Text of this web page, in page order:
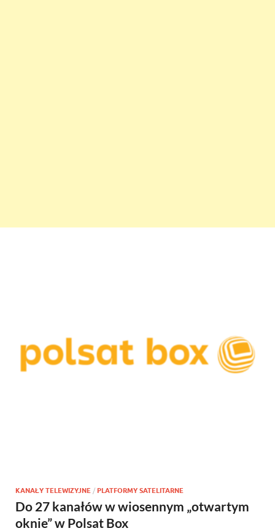
KANAŁY TELEWIZYJNE / PLATFORMY SATELITARNE
Do 27 kanałów w wiosennym „otwartym
oknie” w Polsat Box